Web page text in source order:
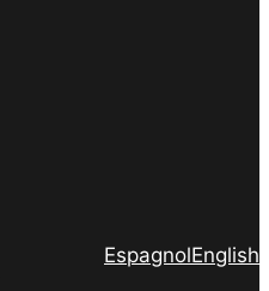
EspagnolEnglish